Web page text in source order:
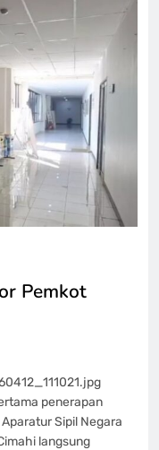
Pemkot
penerapan
Sipil Negara
langsung